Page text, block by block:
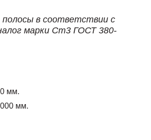
полосы в соответствии с
марки Ст3 ГОСТ 380-
мм.
мм.